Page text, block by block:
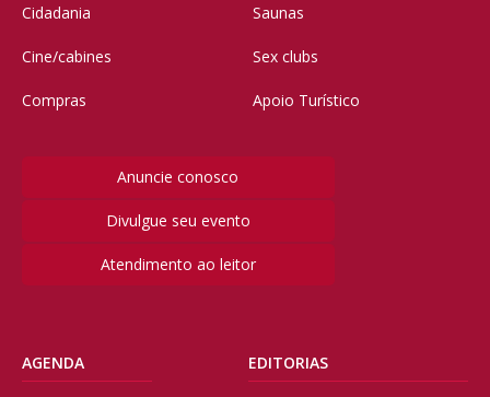
Cidadania
Cine/cabines
Compras
Saunas
Sex clubs
Apoio Turístico
Anuncie conosco
Divulgue seu evento
Atendimento ao leitor
AGENDA EDITORIAS